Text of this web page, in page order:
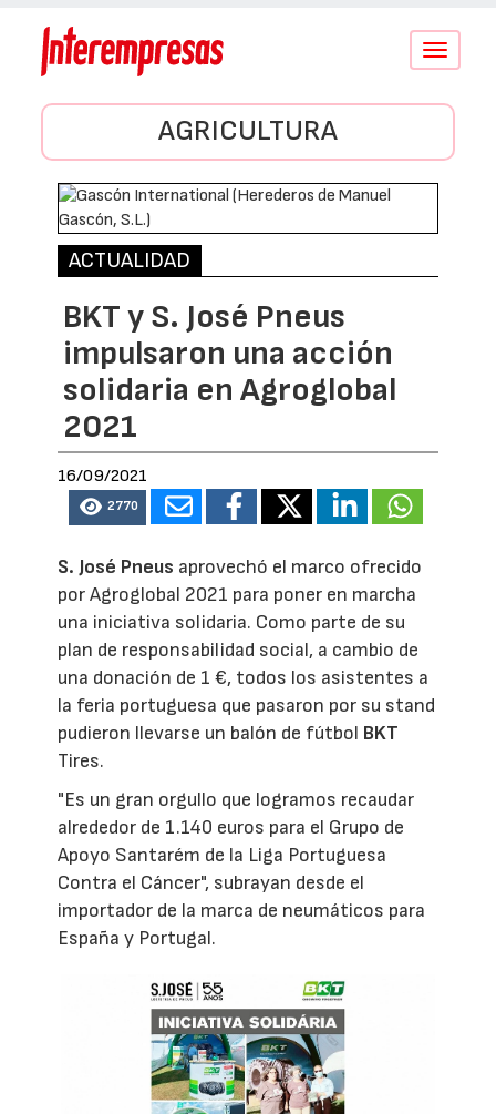
Conmutar
AGRICULTURA
ACTUALIDAD
BKT y S. José Pneus
impulsaron una acción
solidaria en Agroglobal
2021
16/09/2021
2770
S. José Pneus aprovechó el marco ofrecido
por Agroglobal 2021 para poner en marcha
una iniciativa solidaria. Como parte de su
plan de responsabilidad social, a cambio de
una donación de 1 €, todos los asistentes a
la feria portuguesa que pasaron por su stand
pudieron llevarse un balón de fútbol BKT
Tires.
"Es un gran orgullo que logramos recaudar
alrededor de 1.140 euros para el Grupo de
Apoyo Santarém de la Liga Portuguesa
Contra el Cáncer", subrayan desde el
importador de la marca de neumáticos para
España y Portugal.